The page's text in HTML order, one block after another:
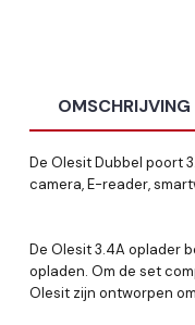
OMSCHRIJVING
De Olesit Dubbel poort
camera, E-reader,
De Olesit 3.4A oplader
opladen. Om de set
Olesit zijn ontworpen